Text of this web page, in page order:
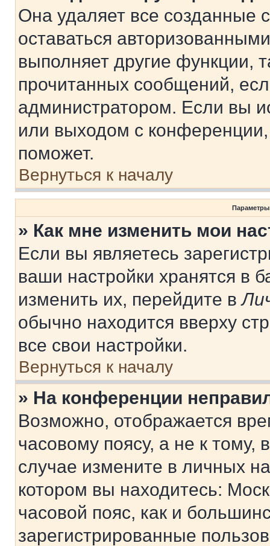
Она удаляет все созданные
оставаться
выполняет другие функции,
прочитанных сообщений,
администратором. Если вы
или выходом с
поможет.
Вернуться к началу
Параметры
» Как мне изменить мои
Если вы являетесь
ваши настройки хранятся в
изменить их, перейдите в
обычно находится вверху
все свои настройки.
Вернуться к началу
» На конференции
Возможно, отображается
часовому поясу, а не к тому,
случае измените в личных
котором вы находитесь:
часовой пояс, как и
зарегистрированные